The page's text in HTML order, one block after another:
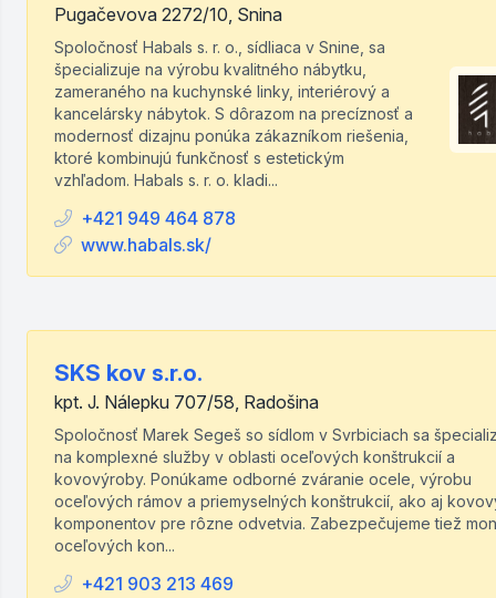
Pugačevova 2272/10, Snina
Spoločnosť Habals s. r. o., sídliaca v Snine, sa
špecializuje na výrobu kvalitného nábytku,
zameraného na kuchynské linky, interiérový a
kancelársky nábytok. S dôrazom na precíznosť a
modernosť dizajnu ponúka zákazníkom riešenia,
ktoré kombinujú funkčnosť s estetickým
vzhľadom. Habals s. r. o. kladi...
+421 949 464 878
www.habals.sk/
SKS kov s.r.o.
kpt. J. Nálepku 707/58, Radošina
Spoločnosť Marek Segeš so sídlom v Svrbiciach sa
na komplexné služby v oblasti oceľových konštrukcií a
kovovýroby. Ponúkame odborné zváranie ocele, výrobu
oceľových rámov a priemyselných konštrukcií, ako aj
komponentov pre rôzne odvetvia. Zabezpečujeme tiež
oceľových kon...
+421 903 213 469